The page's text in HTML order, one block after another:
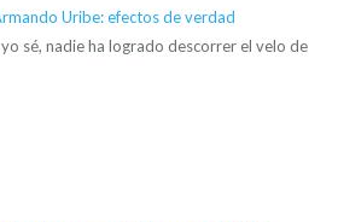
Uribe: efectos de verdad
sé, nadie ha logrado descorrer el velo de